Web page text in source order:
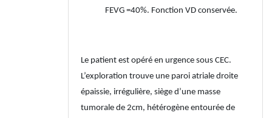
FEVG =40%. Fonction VD conservée.
Le patient est opéré en urgence sous CEC.
L’exploration trouve une paroi atriale droite
épaissie, irrégulière, siège d’une masse
tumorale de 2cm, hétérogène entourée de